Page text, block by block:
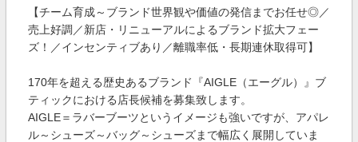
【チーム育成～ブランド世界観や価値の発信までお任せ◎／
売上好調／新店・リニューアルによるブランド拡大フェー
ズ！／インセンティブあり／離職率低・長期連休取得可】
170年を超える歴史あるブランド『AIGLE（エーグル）』ブ
ティックにおける店長候補を募集致します。
AIGLE＝ラバーブーツというイメージも強いですが、アパレ
ル～シューズ～バッグ～シューズまで幅広く展開していま